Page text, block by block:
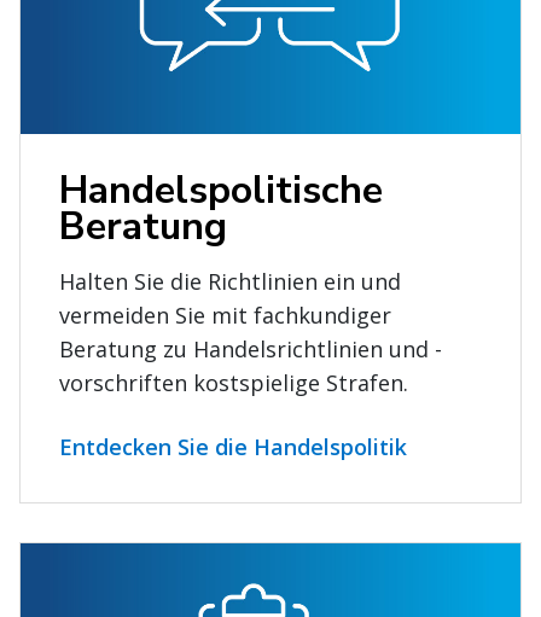
Handelspolitische
Beratung
Halten Sie die Richtlinien ein und
vermeiden Sie mit fachkundiger
Beratung zu Handelsrichtlinien und -
vorschriften kostspielige Strafen.
Entdecken Sie die Handelspolitik